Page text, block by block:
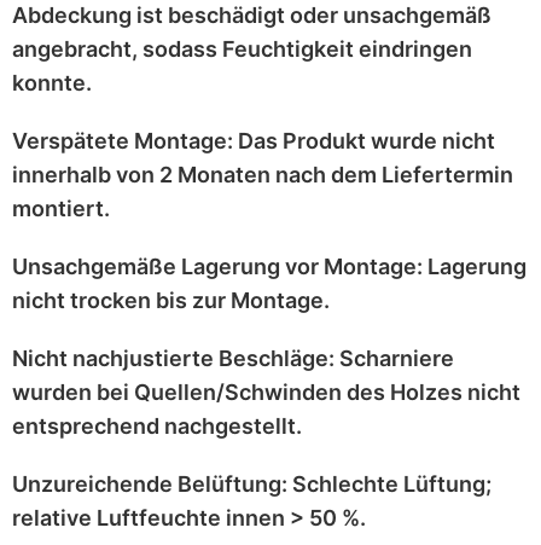
Abdeckung ist beschädigt oder unsachgemäß
angebracht, sodass Feuchtigkeit eindringen
konnte.
Verspätete Montage: Das Produkt wurde nicht
innerhalb von 2 Monaten nach dem Liefertermin
montiert.
Unsachgemäße Lagerung vor Montage: Lagerung
nicht trocken bis zur Montage.
Nicht nachjustierte Beschläge: Scharniere
wurden bei Quellen/Schwinden des Holzes nicht
entsprechend nachgestellt.
Unzureichende Belüftung: Schlechte Lüftung;
relative Luftfeuchte innen > 50 %.